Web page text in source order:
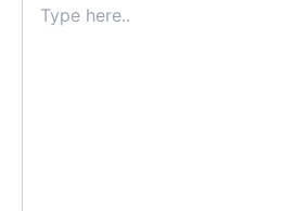
here..